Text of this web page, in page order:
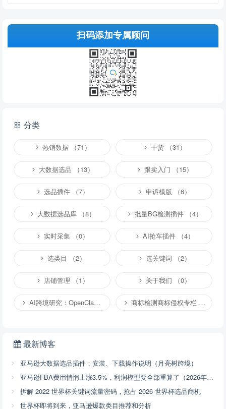
说明：请文明发言，共建和谐网络，您的个人信息不会被公开显示。
扫码添加专属顾问
分类
热销数据 （71） 干货 （31）
大数据选品 （13） 跟卖入门 （15）
选品插件 （7） 申诉模版 （6）
大数据选品库 （8） 批量BG检测插件 （4）
实时采集 （0） AI抢车插件 （4）
选类目 （2） 选关键词 （2）
店铺管理 （1） 关于我们 （0）
AI跨境研究：OpenClaw小龙虾等应用 （2） 商标检测商标侵权专栏 （1）
最新博客
亚马逊大数据选品插件：安装、下载操作说明（月亮树跨境）
亚马逊FBA费用悄悄上涨3.5%，利润模型要全部重算了（2026年4月17号已开始执行，附解决方案）
拆解 2022 世界杯关键词流量密码，抢占 2026 世界杯选品商机
世界杯即将到来，亚马逊爆款类目推荐和分析